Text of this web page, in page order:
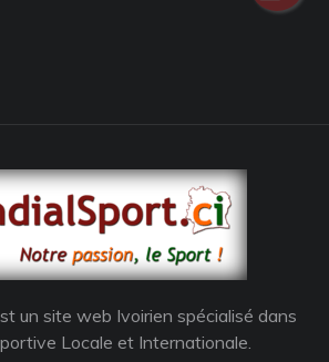
un site web Ivoirien spécialisé dans
Locale et Internationale.